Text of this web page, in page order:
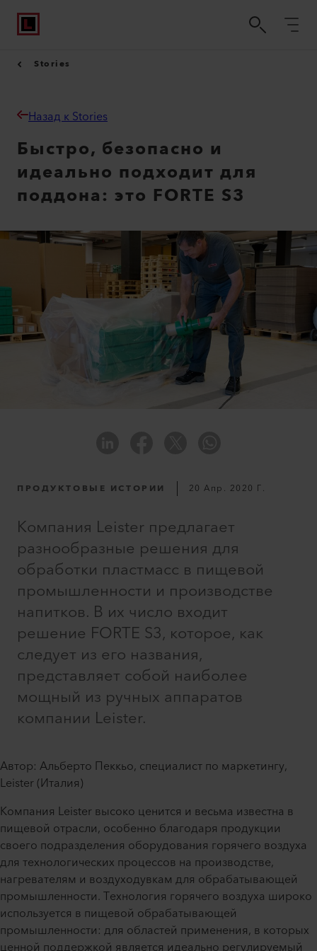
Stories
Назад к Stories
Быстро, безопасно и
идеально подходит для
поддона: это FORTE S3
ПРОДУКТОВЫЕ ИСТОРИИ 20 Апр. 2020 Г.
Компания Leister предлагает
разнообразные решения для
обработки пластмасс в пищевой
промышленности и производстве
напитков. В их число входит
решение FORTE S3, которое, как
следует из его названия,
представляет собой наиболее
мощный из ручных аппаратов
компании Leister.
Автор: Альберто Пеккьо, специалист по маркетингу,
Leister (Италия)
Компания Leister высоко ценится и весьма известна в
пищевой отрасли, особенно благодаря продукции
своего подразделения оборудования горячего воздуха
для технологических процессов на производстве,
нагревателям и воздуходувкам для обрабатывающей
промышленности. Технология горячего воздуха широко
используется в пищевой обрабатывающей
промышленности: для областей применения, в которых